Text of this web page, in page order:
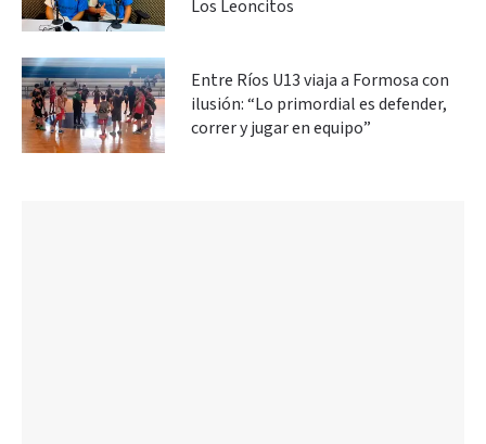
Los Leoncitos
Entre Ríos U13 viaja a Formosa con
ilusión: “Lo primordial es defender,
correr y jugar en equipo”